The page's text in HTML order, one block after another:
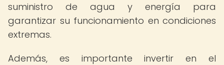
suministro de agua y energía para
garantizar su funcionamiento en condiciones
extremas.
Además, es importante invertir en el